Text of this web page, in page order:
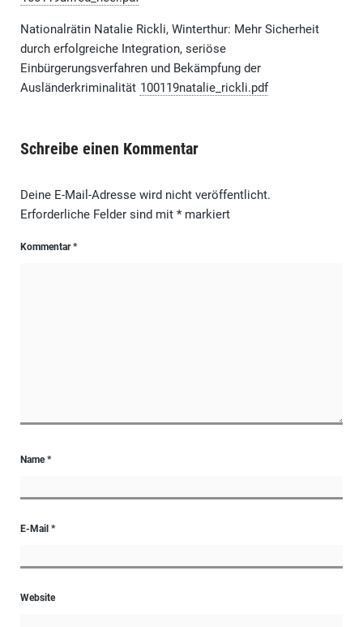
Nationalrätin Natalie Rickli, Winterthur: Mehr Sicherheit
durch erfolgreiche Integration, seriöse
Einbürgerungsverfahren und Bekämpfung der
Ausländerkriminalität 100119natalie_rickli.pdf
Schreibe einen Kommentar
Deine E-Mail-Adresse wird nicht veröffentlicht.
Erforderliche Felder sind mit *markiert
Kommentar*
Name*
E-Mail *
Website